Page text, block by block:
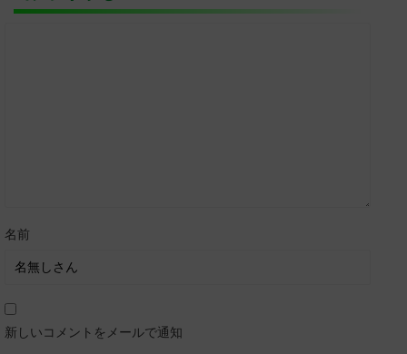
名前
新しいコメントをメールで通知